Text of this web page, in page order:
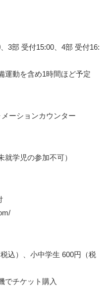
3部 受付15:00、4部 受付16:
運動を含め1時間ほど予定
ーションカウンター
学児の参加不可）
込）、小中学生 600円（税
でチケット購入